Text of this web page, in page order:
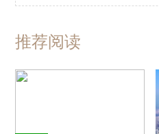
推荐阅读